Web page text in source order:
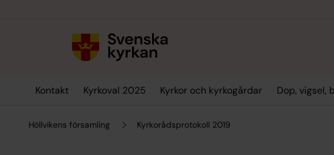
Kontakt Kyrkoval 2025 Kyrkor och kyrkogårdar Dop, vigsel,
Höllvikens församling Kyrkorådsprotokoll 2019